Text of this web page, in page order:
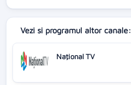
Vezi si programul altor canale:
Naţional TV